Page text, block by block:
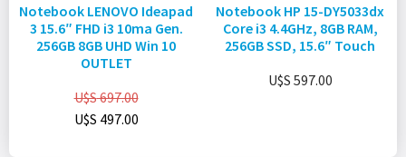
Notebook LENOVO Ideapad
3 15.6″ FHD i3 10ma Gen.
256GB 8GB UHD Win 10
OUTLET
U$S697.00
U$S 497.00
Notebook HP 15-DY5033dx
Core i3 4.4GHz, 8GB RAM,
256GB SSD, 15.6″ Touch
U$S 597.00